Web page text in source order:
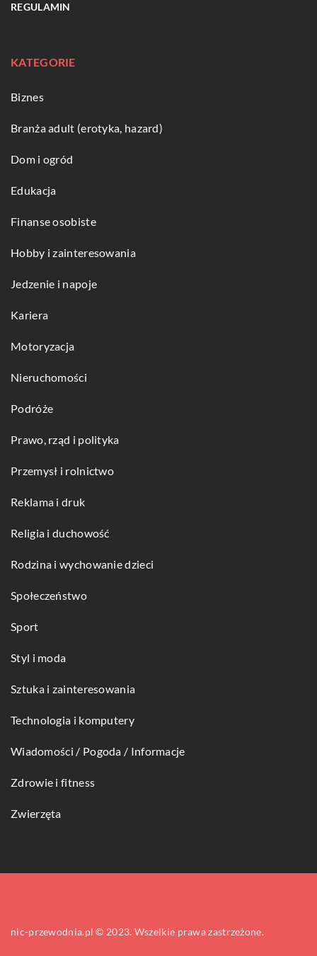
REGULAMIN
KATEGORIE
Biznes
Branża adult (erotyka, hazard)
Dom i ogród
Edukacja
Finanse osobiste
Hobby i zainteresowania
Jedzenie i napoje
Kariera
Motoryzacja
Nieruchomości
Podróże
Prawo, rząd i polityka
Przemysł i rolnictwo
Reklama i druk
Religia i duchowość
Rodzina i wychowanie dzieci
Społeczeństwo
Sport
Styl i moda
Sztuka i zainteresowania
Technologia i komputery
Wiadomości / Pogoda / Informacje
Zdrowie i fitness
Zwierzęta
nic-przewodnia.pl © 2023. Wszelkie prawa zastrzeżone.